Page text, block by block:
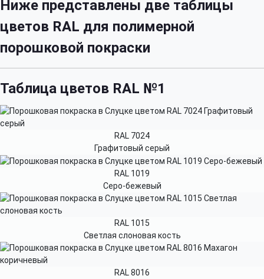
Ниже представлены две таблицы
цветов RAL для полимерной
порошковой покраски
Таблица цветов RAL №1
RAL 7024
Графитовый серый
RAL 1019
Серо-бежевый
RAL 1015
Светлая слоновая кость
RAL 8016